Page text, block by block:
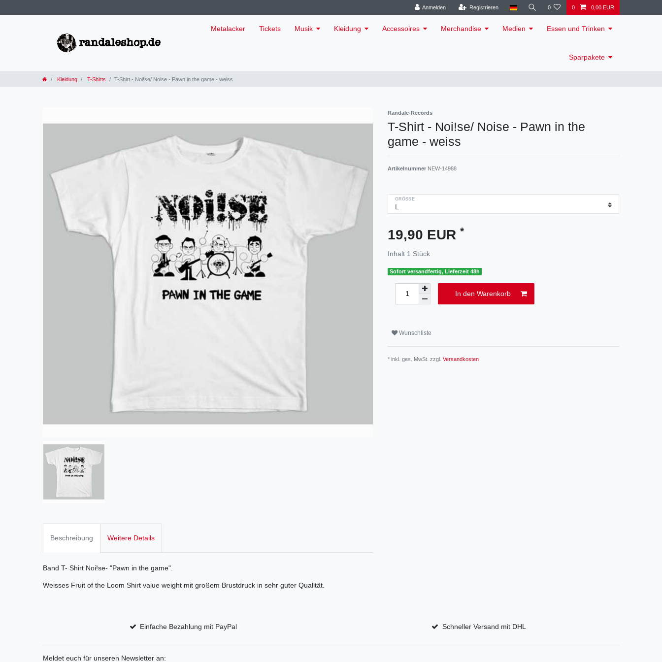
Anmelden Registrieren 0 0 0,00 EUR
Metalacker Tickets Musik Kleidung Accessoires Merchandise Medien Essen und Trinken
Sparpakete
Kleidung T-Shirts T-Shirt - Noi!se/ Noise - Pawn in the game - weiss
Randale-Records
T-Shirt - Noi!se/ Noise - Pawn in the
game - weiss
Artikelnummer NEW-14988
GRÖSSE
19,90 EUR *
Inhalt 1 Stück
Sofort versandfertig, Lieferzeit 48h
In den Warenkorb
Wunschliste
* inkl. ges. MwSt. zzgl. Versandkosten
Beschreibung Weitere Details
Band T- Shirt Noi!se- "Pawn in the game".
Weisses Fruit of the Loom Shirt value weight mit großem Brustdruck in sehr guter Qualität.
Einfache Bezahlung mit PayPal Schneller Versand mit DHL
Meldet euch für unseren Newsletter an: